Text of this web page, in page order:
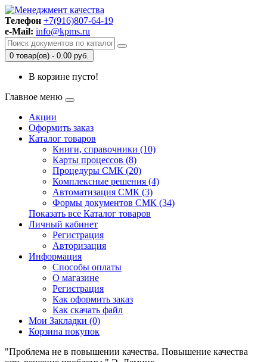
Телефон +7(916)807-64-19
e-Mail: info@kpms.ru
0 товар(ов) - 0.00 руб.
В корзине пусто!
Главное меню
Акции
Оформить заказ
Каталог товаров
Книги, справочники (10)
Карты процессов (8)
Процедуры СМК (20)
Комплексные решения (4)
Автоматизация СМК (3)
Формы документов СМК (34)
Показать все Каталог товаров
Личный кабинет
Регистрация
Авторизация
Информация
Способы оплаты
О магазине
Регистрация
Как оформить заказ
Как скачать файл
Мои Закладки (0)
Корзина покупок
"Проблема не в повышении качества. Повышение качества